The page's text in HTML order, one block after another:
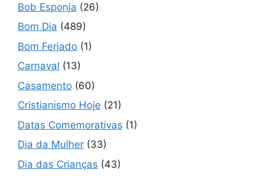
Bob Esponja (26)
Bom Dia (489)
Bom Feriado (1)
Carnaval (13)
Casamento (60)
Cristianismo Hoje (21)
Datas Comemorativas (1)
Dia da Mulher (33)
Dia das Crianças (43)